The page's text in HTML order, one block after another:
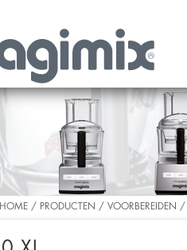
HOME / PRODUCTEN / VOORBEREIDEN /
XL